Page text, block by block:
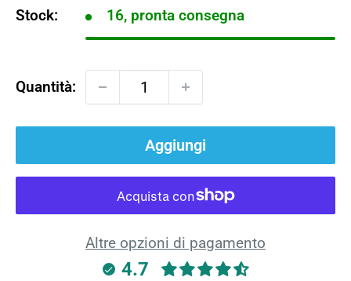
Stock: 16, pronta consegna
Quantità:
Aggiungi
Altre opzioni di pagamento
4.7